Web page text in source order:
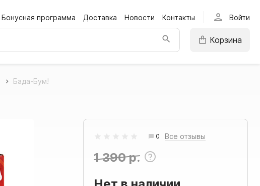
Бонусная программа Доставка Новости Контакты person Войти
Корзина
Бада-Бум!
0 Все отзывы
1 390 р.